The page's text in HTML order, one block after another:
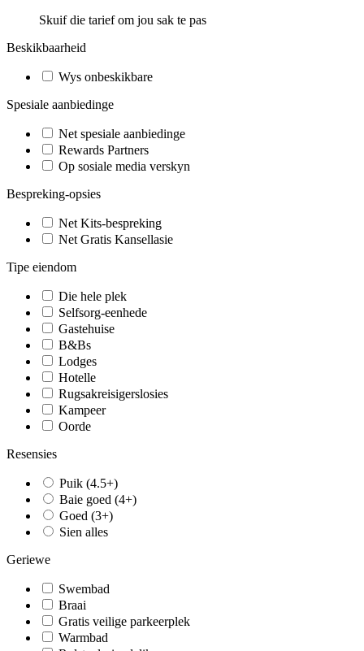
Skuif die tarief om jou sak te pas
Beskikbaarheid
Wys onbeskikbare
Spesiale aanbiedinge
Net spesiale aanbiedinge
Rewards Partners
Op sosiale media verskyn
Bespreking-opsies
Net Kits-bespreking
Net Gratis Kansellasie
Tipe eiendom
Die hele plek
Selfsorg-eenhede
Gastehuise
B&Bs
Lodges
Hotelle
Rugsakreisigerslosies
Kampeer
Oorde
Resensies
Puik (4.5+)
Baie goed (4+)
Goed (3+)
Sien alles
Geriewe
Swembad
Braai
Gratis veilige parkeerplek
Warmbad